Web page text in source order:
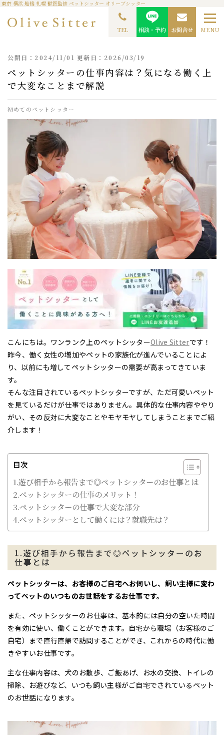
東京 横浜 船橋 札幌 獣医監修 ペットシッター オリーブシッター
MENU
TEL 相談・予約 お問合せ
ペットシッターの仕事内容は？気になる働く上で大変な
ことまで解説
公開日：2024/11/01 更新日：2026/03/19
ペットシッターの仕事内容は？気になる働く上
で大変なことまで解説
初めてのペットシッター
こんにちは。ワンランク上のペットシッターOlive Sitterです！
昨今、働く女性の増加やペットの家族化が進んでいることによ
り、以前にも増してペットシッターの需要が高まってきていま
す。
そんな注目されているペットシッターですが、ただ可愛いペット
を見ているだけが仕事ではありません。具体的な仕事内容ややり
がい、その反対に大変なことやモヤモヤしてしまうことまでご紹
介します！
目次
1.遊び相手から報告まで◎ペットシッターのお仕事とは
2.ペットシッターの仕事のメリット！
3.ペットシッターの仕事で大変な部分
4.ペットシッターとして働くには？就職先は？
1.遊び相手から報告まで◎ペットシッターのお
仕事とは
ペットシッターは、お客様のご自宅へお伺いし、飼い主様に変わ
ってペットのいつものお世話をするお仕事です。
また、ペットシッターのお仕事は、基本的には自分の空いた時間
を有効に使い、働くことができます。 自宅から職場（お客様のご
自宅）まで直行直帰で訪問することができ、これからの時代に働
きやすいお仕事です。
主な仕事内容は、 犬のお散歩、 ご飯あげ、お水の交換、トイレの
掃除、お遊びなど、いつも飼い主様がご自宅でされているペット
のお世話になります。